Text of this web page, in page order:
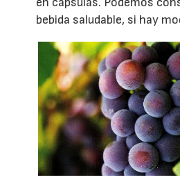
bebida saludable, si hay